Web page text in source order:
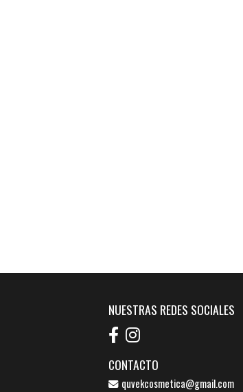
NUESTRAS REDES SOCIALES
CONTACTO
quvekcosmetica@gmail.com